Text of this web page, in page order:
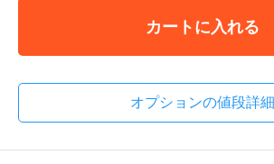
カートに入れる
オプションの値段詳細